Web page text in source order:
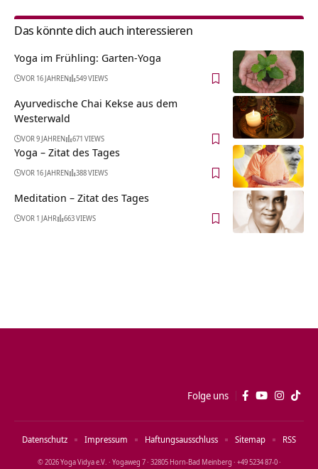
Das könnte dich auch interessieren
Yoga im Frühling: Garten-Yoga
VOR 16 JAHREN 549 VIEWS
Ayurvedische Chai Kekse aus dem
Westerwald
VOR 9 JAHREN 671 VIEWS
Yoga – Zitat des Tages
VOR 16 JAHREN 388 VIEWS
Meditation – Zitat des Tages
VOR 1 JAHR 663 VIEWS
Folge uns
© 2026 Yoga Vidya e.V. · Yogaweg 7 · 32805 Horn‑Bad Meinberg · +49 5234 87‑0 ·
Datenschutz Impressum Haftungsausschluss Sitemap RSS